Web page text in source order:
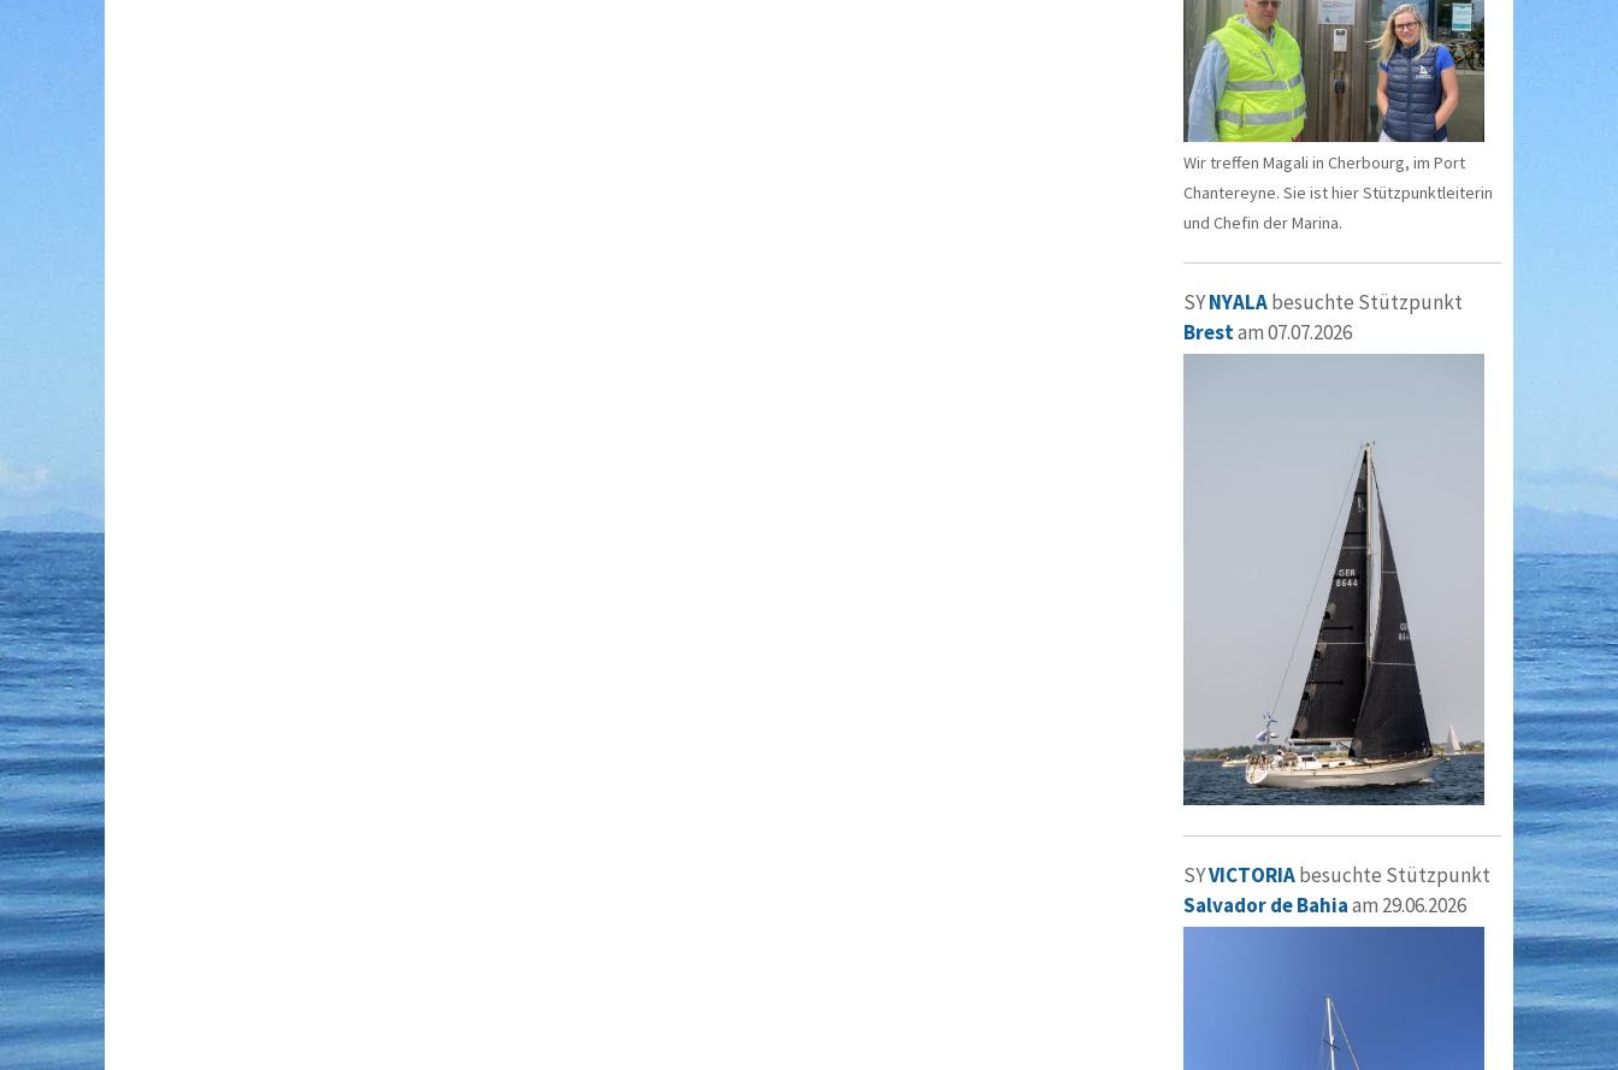
Wir treffen Magali in Cherbourg, im Port
Chantereyne. Sie ist hier Stützpunktleiterin
und Chefin der Marina.
SYNYALAbesuchte Stützpunkt
Brestam 07.07.2026
SYVICTORIAbesuchte Stützpunkt
Salvador de Bahiaam 29.06.2026